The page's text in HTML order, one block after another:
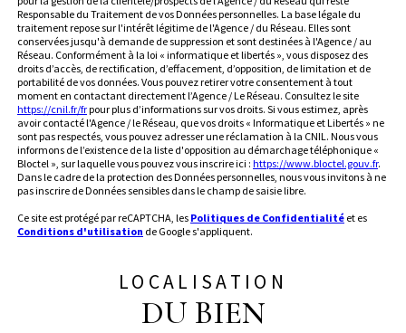
Responsable du Traitement de vos Données personnelles. La base légale du
traitement repose sur l'intérêt légitime de l'Agence / du Réseau. Elles sont
conservées jusqu'à demande de suppression et sont destinées à l'Agence / au
Réseau. Conformément à la loi « informatique et libertés », vous disposez des
droits d’accès, de rectification, d’effacement, d’opposition, de limitation et de
portabilité de vos données. Vous pouvez retirer votre consentement à tout
moment en contactant directement l’Agence / Le Réseau. Consultez le site
https://cnil.fr/frpour plus d’informations sur vos droits. Si vous estimez, après
avoir contacté l'Agence / le Réseau, que vos droits « Informatique et Libertés » ne
sont pas respectés, vous pouvez adresser une réclamation à la CNIL. Nous vous
informons de l’existence de la liste d'opposition au démarchage téléphonique «
Bloctel », sur laquelle vous pouvez vous inscrire ici : https://www.bloctel.gouv.fr.
Dans le cadre de la protection des Données personnelles, nous vous invitons à ne
pas inscrire de Données sensibles dans le champ de saisie libre.
Ce site est protégé par reCAPTCHA, les Politiques de Confidentialité et es
Conditions d'utilisation de Google s'appliquent.
LOCALISATION
DU BIEN